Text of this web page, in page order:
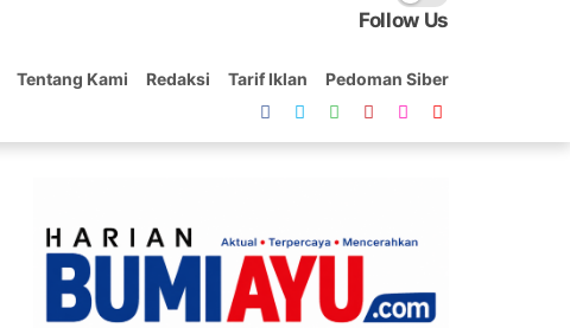
Follow Us
Tentang Kami Redaksi Tarif Iklan Pedoman Siber